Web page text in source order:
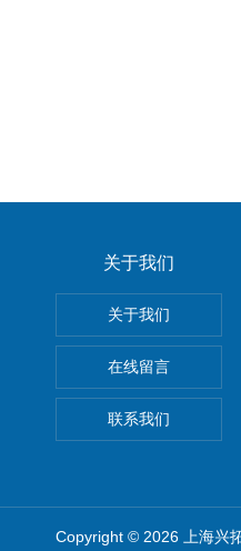
关于我们
关于我们
在线留言
联系我们
Copyright © 2026 上海兴